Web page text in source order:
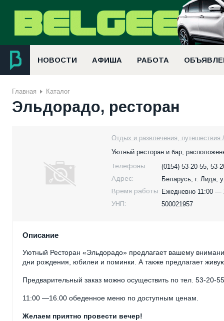
НОВОСТИ АФИША РАБОТА
Главная Каталог
Эльдорадо, ресторан
Отдых и развлечения,
Уютный ресторан и бар,
Телефоны:
(0154) 53-20-55, 53-
Адрес:
Беларусь, г. Лида,
Время работы: Ежедневно 11:00
УНП:
500021957
Описание
Уютный Ресторан «Эльдорадо» предлагает вашему
дни рождения, юбилеи и поминки. А также предлагает
Предварительный заказ можно осуществить по тел. 53-20-
11:00 —16.00 обеденное меню по доступным ценам.
Желаем приятно провести вечер!